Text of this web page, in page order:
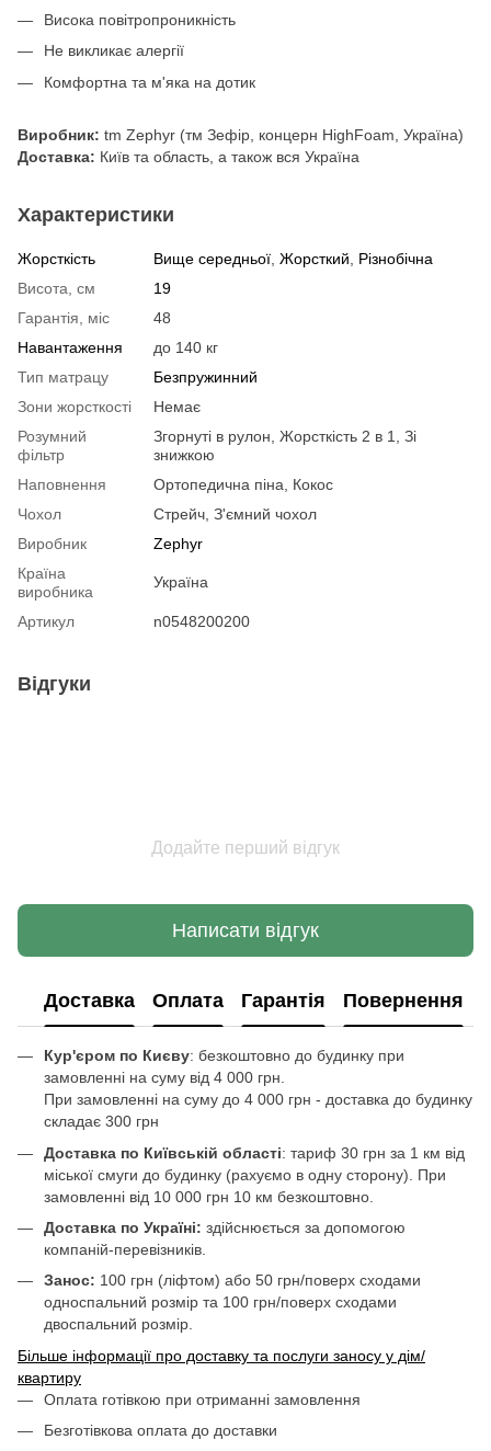
Висока повітропроникність
Не викликає алергії
Комфортна та м'яка на дотик
Виробник: tm Zephyr (тм Зефір, концерн HighFoam, Україна)
Доставка: Київ та область, а також вся Україна
Характеристики
Жорсткість Вище середньої Жорсткий
Різнобічна
Висота, см
19
Гарантія, міс
48
Навантаження
до 140 кг
Тип матрацу
Безпружинний
Зони жорсткості
Немає
Розумний
фільтр
Згорнуті в рулон, Жорсткість 2 в 1, Зі
знижкою
Наповнення
Ортопедична піна, Кокос
Чохол
Стрейч, З'ємний чохол
Виробник
Zephyr
Країна
виробника
Україна
Артикул n0548200200
Відгуки
Додайте перший відгук
Написати відгук
Доставка Оплата Гарантія Повернення
Кур'єром по Києву: безкоштовно до будинку при
замовленні на суму від 4 000 грн.
При замовленні на суму до 4 000 грн - доставка до будинку
складає 300 грн
Доставка по Київській області: тариф 30 грн за 1 км від
міської смуги до будинку (рахуємо в одну сторону). При
замовленні від 10 000 грн 10 км безкоштовно.
Доставка по Україні: здійснюється за допомогою
компаній-перевізників.
Занос: 100 грн (ліфтом) або 50 грн/поверх сходами
односпальний розмір та 100 грн/поверх сходами
двоспальний розмір.
Більше інформації про доставку та послуги заносу у дім/
квартиру
Оплата готівкою при отриманні замовлення
Безготівкова оплата до доставки